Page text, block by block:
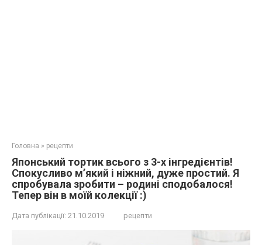
Головна » рецепти
Японський тортик всього з 3-х інгредієнтів!
Спокусливо м’який і ніжний, дуже простий. Я
спробувала зробити – родині сподобалося!
Тепер він в моїй колекції :)
Дата публікації: 21.10.2019 рецепти